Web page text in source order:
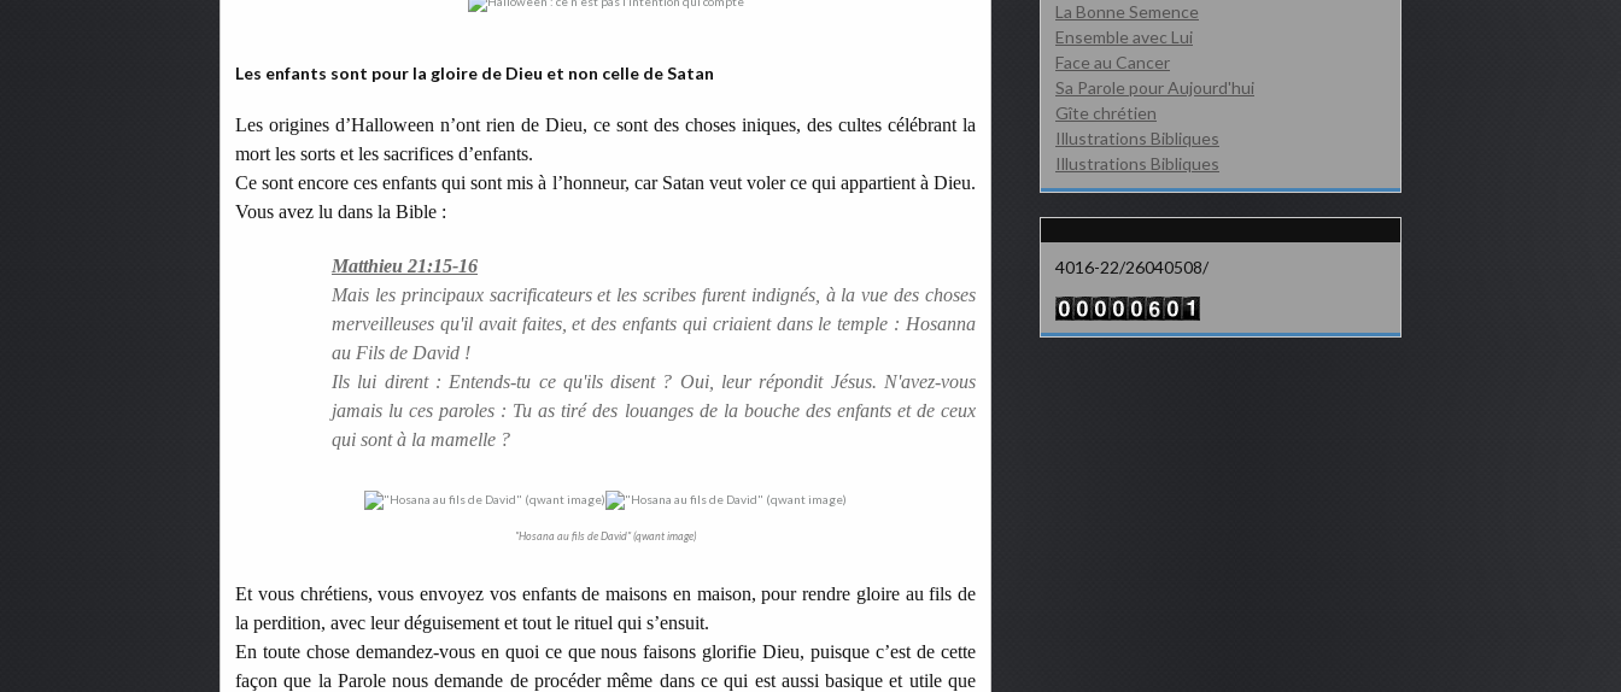
Les enfants sont pour la gloire de Dieu et non celle de Satan
Les origines d’Halloween n’ont rien de Dieu, ce sont des choses iniques, des cultes célébrant la
mort les sorts et les sacrifices d’enfants.
Ce sont encore ces enfants qui sont mis à l’honneur, car Satan veut voler ce qui appartient à Dieu.
Vous avez lu dans la Bible :
Matthieu 21:15-16
Mais les principaux sacrificateurs et les scribes furent indignés, à la vue des choses
merveilleuses qu'il avait faites, et des enfants qui criaient dans le temple : Hosanna
au Fils de David !
Ils lui dirent : Entends-tu ce qu'ils disent ? Oui, leur répondit Jésus. N'avez-vous
jamais lu ces paroles : Tu as tiré des louanges de la bouche des enfants et de ceux
qui sont à la mamelle ?
"Hosana au fils de David" (qwant image)
Et vous chrétiens, vous envoyez vos enfants de maisons en maison, pour rendre gloire au fils de
la perdition, avec leur déguisement et tout le rituel qui s’ensuit.
En toute chose demandez-vous en quoi ce que nous faisons glorifie Dieu, puisque c’est de cette
façon que la Parole nous demande de procéder même dans ce qui est aussi basique et utile que
La Bonne Semence
Ensemble avec Lui
Face au Cancer
Sa Parole pour Aujourd'hui
Gîte chrétien
Illustrations Bibliques
Illustrations Bibliques
4016-22/26040508/